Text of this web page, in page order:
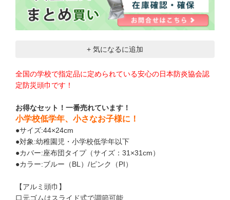
+ 気になるに追加
全国の学校で指定品に定められている安心の日本防炎協会認
定防災頭巾です！
お得なセット！一番売れています！
小学校低学年、小さなお子様に！
●サイズ:44×24cm
●対象:幼稚園児・小学校低学年以下
●カバー:座布団タイプ（サイズ：31×31cm）
●カラー:ブルー（BL）/ピンク（PI）
【アルミ頭巾】
口元ゴムはスライド式で調節可能